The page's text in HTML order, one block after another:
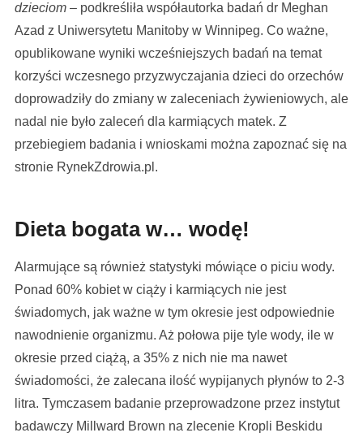
dzieciom– podkreśliła współautorka badań dr Meghan
Azad z Uniwersytetu Manitoby w Winnipeg. Co ważne,
opublikowane wyniki wcześniejszych badań na temat
korzyści wczesnego przyzwyczajania dzieci do orzechów
doprowadziły do zmiany w zaleceniach żywieniowych, ale
nadal nie było zaleceń dla karmiących matek. Z
przebiegiem badania i wnioskami można zapoznać się na
stronie RynekZdrowia.pl.
Dieta bogata w… wodę!
Alarmujące są również statystyki mówiące o piciu wody.
Ponad 60% kobiet w ciąży i karmiących nie jest
świadomych, jak ważne w tym okresie jest odpowiednie
nawodnienie organizmu. Aż połowa pije tyle wody, ile w
okresie przed ciążą, a 35% z nich nie ma nawet
świadomości, że zalecana ilość wypijanych płynów to 2-3
litra. Tymczasem badanie przeprowadzone przez instytut
badawczy Millward Brown na zlecenie Kropli Beskidu